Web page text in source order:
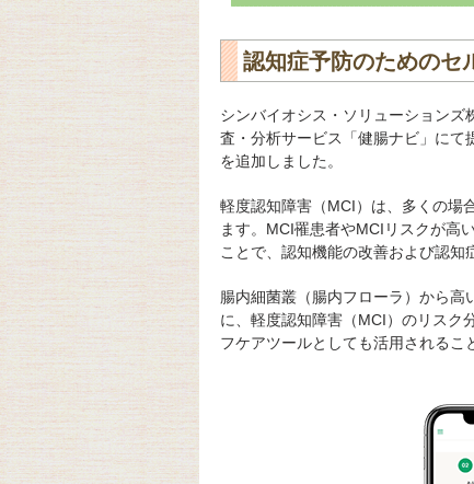
認知症予防のためのセ
シンバイオシス・ソリューション
査・分析サービス「健腸ナビ」にて
を追加しました。
軽度認知障害（MCI）は、多くの場
ます。MCI罹患者やMCIリスクが高
ことで、認知機能の改善および認知
腸内細菌叢（腸内フローラ）から高
に、軽度認知障害（MCI）のリスク
フケアツールとしても活用されるこ